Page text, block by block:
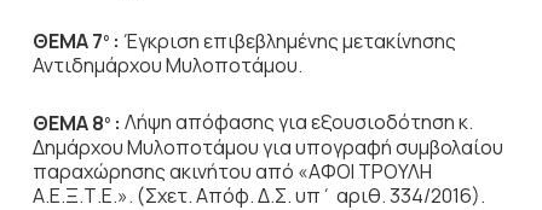
ΘΕΜΑ 7ο: Έγκριση επιβεβλημένης μετακίνησης
Αντιδημάρχου Μυλοποτάμου.
ΘΕΜΑ 8ο: Λήψη απόφασης για εξουσιοδότηση κ.
Δημάρχου Μυλοποτάμου για υπογραφή συμβολαίου
παραχώρησης ακινήτου από «ΑΦΟΙ ΤΡΟΥΛΗ
Α.Ε.Ξ.Τ.Ε.». (Σχετ. Απόφ. Δ.Σ. υπ΄ αριθ. 334/2016).